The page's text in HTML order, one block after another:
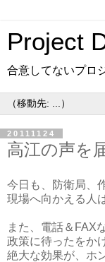
Project
合意してないプロ
20111124
高江の声を
今日も、防衛局、
現場へ向かえる人
また、電話＆FAX
政策に待ったをか
絶大な効果が、ホ